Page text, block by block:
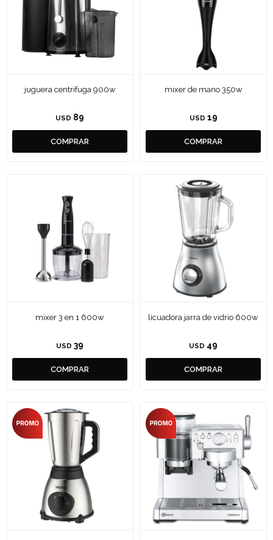
juguera centrifuga 900w
USD 89
mixer de mano 350w
USD 19
mixer 3 en 1 600w
USD 39
licuadora jarra de vidrio 600w
USD 49